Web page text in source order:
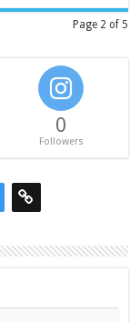
Page 2 of 5
0
Followers